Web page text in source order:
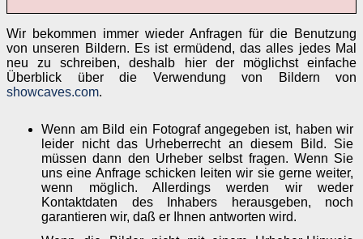
Wir bekommen immer wieder Anfragen für die Benutzung
von unseren Bildern. Es ist ermüdend, das alles jedes Mal
neu zu schreiben, deshalb hier der möglichst einfache
Überblick über die Verwendung von Bildern von
showcaves.com.
Wenn am Bild ein Fotograf angegeben ist, haben wir
leider nicht das Urheberrecht an diesem Bild. Sie
müssen dann den Urheber selbst fragen. Wenn Sie
uns eine Anfrage schicken leiten wir sie gerne weiter,
wenn möglich. Allerdings werden wir weder
Kontaktdaten des Inhabers herausgeben, noch
garantieren wir, daß er Ihnen antworten wird.